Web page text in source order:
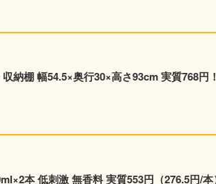
納棚 幅54.5×奥行30×高さ93cm 実質768円！
円/本）